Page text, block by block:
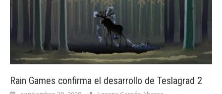
Rain Games confirma el desarrollo de Teslagrad 2